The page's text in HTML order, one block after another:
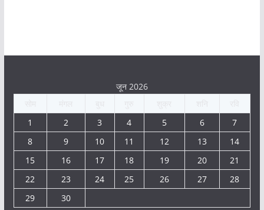
जून 2026
1
2 3 4 5 6
7
8
9 10 11 12 13
14
15
16 17 18 19 20
21
22
23 24 25 26 27
28
29
30